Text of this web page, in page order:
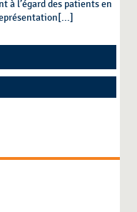
à l’égard des patients en